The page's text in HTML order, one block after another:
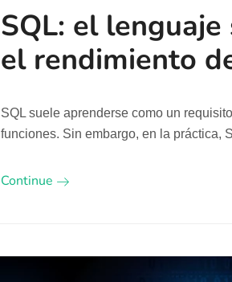
SQL: el
el rendimiento
SQL suele aprenderse como un
funciones. Sin embargo, en la práctica,
Continue